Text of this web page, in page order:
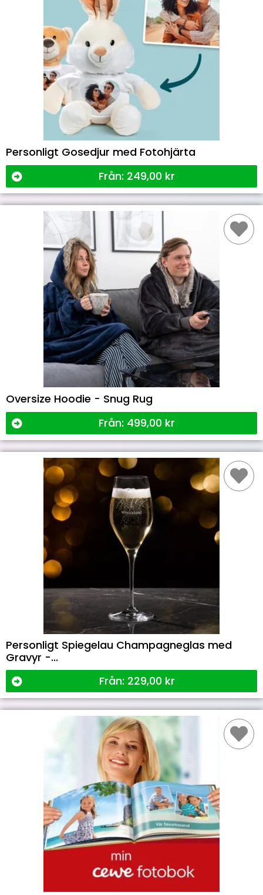
Personligt Gosedjur med Fotohjärta
Från: 249,00 kr
Oversize Hoodie - Snug Rug
Från: 499,00 kr
Personligt Spiegelau Champagneglas med
Gravyr -...
Från: 229,00 kr